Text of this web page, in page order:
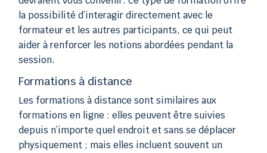
la possibilité d’interagir directement avec le
formateur et les autres participants, ce qui peut
aider à renforcer les notions abordées pendant la
session.
Formations à distance
Les formations à distance sont similaires aux
formations en ligne : elles peuvent être suivies
depuis n’importe quel endroit et sans se déplacer
physiquement ; mais elles incluent souvent un